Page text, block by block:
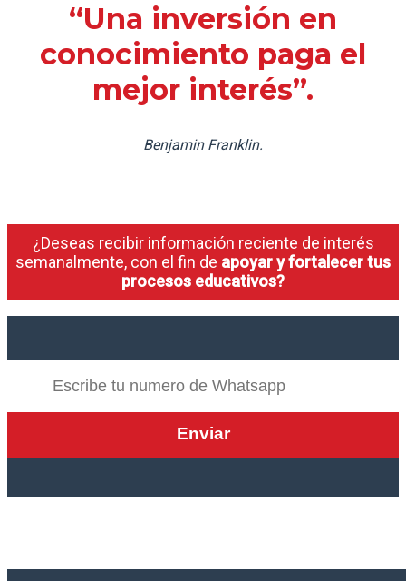
“Una inversión en
conocimiento paga el
mejor interés”.
Benjamin Franklin.
¿Deseas recibir información reciente de interés
semanalmente, con el fin de apoyar y fortalecer tus
procesos educativos?